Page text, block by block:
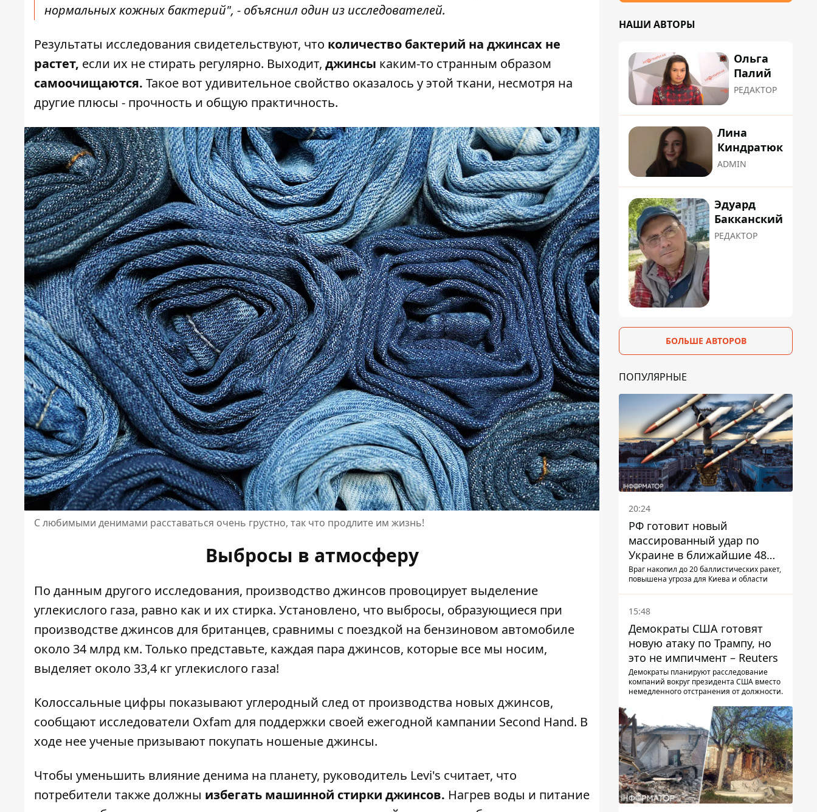
нормальных кожных бактерий", - объяснил один из исследователей.
Результаты исследования свидетельствуют, что количество бактерий на джинсах не
растет, если их не стирать регулярно. Выходит, джинсы каким-то странным образом
самоочищаются. Такое вот удивительное свойство оказалось у этой ткани, несмотря на
другие плюсы - прочность и общую практичность.
С любимыми денимами расставаться очень грустно, так что продлите им жизнь!
Выбросы в атмосферу
По данным другого исследования, производство джинсов провоцирует выделение
углекислого газа, равно как и их стирка. Установлено, что выбросы, образующиеся при
производстве джинсов для британцев, сравнимы с поездкой на бензиновом автомобиле
около 34 млрд км. Только представьте, каждая пара джинсов, которые все мы носим, ​​
выделяет около 33,4 кг углекислого газа!
Колоссальные цифры показывают углеродный след от производства новых джинсов,
сообщают исследователи Oxfam для поддержки своей ежегодной кампании Second Hand. В
ходе нее ученые призывают покупать ношеные джинсы.
Чтобы уменьшить влияние денима на планету, руководитель Levi's считает, что
потребители также должны избегать машинной стирки джинсов. Нагрев воды и питание
НАШИ АВТОРЫ
Ольга
Палий
РЕДАКТОР
Лина
Киндратюк
ADMIN
Эдуард
Бакканский
РЕДАКТОР
БОЛЬШЕ АВТОРОВ
ПОПУЛЯРНЫЕ
20:24
РФ готовит новый
массированный удар по
Украине в ближайшие 48
часов – разведка США
Враг накопил до 20 баллистических ракет,
повышена угроза для Киева и области
15:48
Демократы США готовят
новую атаку по Трампу, но
это не импичмент – Reuters
Демократы планируют расследование
компаний вокруг президента США вместо
немедленного отстранения от должности.